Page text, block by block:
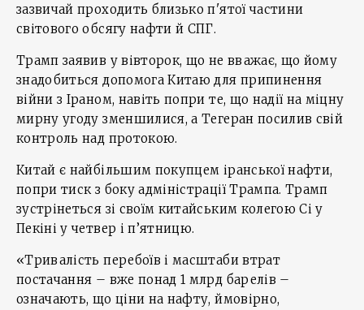
зазвичай проходить близько п'ятої частини
світового обсягу нафти й СПГ.
Трамп заявив у вівторок, що не вважає, що йому
знадобиться допомога Китаю для припинення
війни з Іраном, навіть попри те, що надії на міцну
мирну угоду зменшилися, а Тегеран посилив свій
контроль над протокою.
Китай є найбільшим покупцем іранської нафти,
попри тиск з боку адміністрації Трампа. Трамп
зустрінеться зі своїм китайським колегою Сі у
Пекіні у четвер і п’ятницю.
«Тривалість перебоїв і масштаби втрат
постачання – вже понад 1 млрд барелів –
означають, що ціни на нафту, ймовірно,